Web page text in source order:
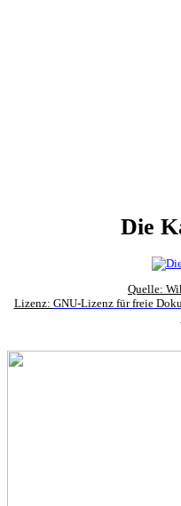
Die
Quelle:
Lizenz: GNU-Lizenz für freie